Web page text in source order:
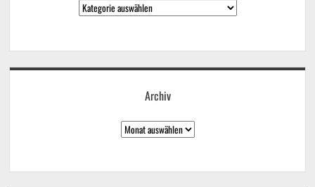
Kategorien
Archiv
Archiv